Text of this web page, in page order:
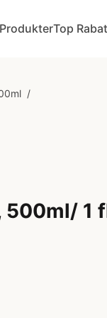
ProdukterTop
/
500ml/ 1